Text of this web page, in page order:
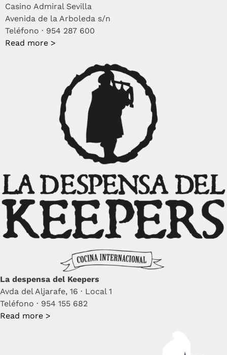
Casino Admiral Sevilla
Avenida de la Arboleda s/n
Teléfono · 954 287 600
Read more >
La despensa del Keepers
Avda del Aljarafe, 16 · Local 1
Teléfono · 954 155 682
Read more >